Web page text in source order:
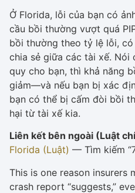
Ở Florida, lỗi của bạn có
cầu bồi thường vượt quá
bồi thường theo tỷ lệ lỗi,
chia sẻ giữa các tài xế. Nói
quy cho bạn, thì khả năng
giảm—và nếu bạn bị xác
bạn có thể bị cấm đòi bồi
hại từ tài xế kia.
Liên kết bên ngoài (Luật
Florida (Luật) — Tìm kiếm
This is one reason insurers
crash report “suggests,”